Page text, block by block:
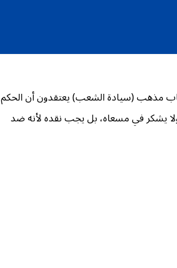
مذهب (سيادة الشعب) يعتقدون أن الحكم
يشكر في مسعاه، بل يجب نقده لأنه ضد